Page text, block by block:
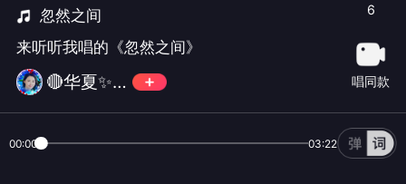
忽然之间
来听听我唱的《忽然之间》
🔴华夏✨世界之秀💎
6
唱同款
00:00 03:22